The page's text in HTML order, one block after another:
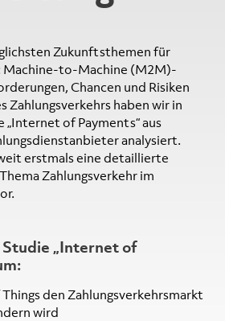
Zukunftsthemen für
Machine-to-Machine (M2M)-
Chancen und Risiken
Zahlungsverkehrs haben wir in
of Payments“ aus
analysiert.
erstmals eine detaillierte
Zahlungsverkehr im
Studie „Internet of
den Zahlungsverkehrsmarkt
wird